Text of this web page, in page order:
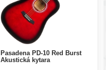
Pasadena PD-10 Red Burst
Akustická kytara